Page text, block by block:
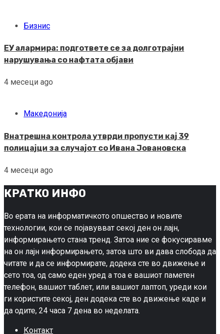
Бизнис
ЕУ алармира: подгответе се за долготрајни
нарушувања со нафтата објави
4 месеци ago
Македонија
Внатрешна контрола утврди пропусти кај 39
полицајци за случајот со Ивана Јовановска
4 месеци ago
КРАТКО ИНФО
Во ерата на информатичкото опшество и новите
технологии, кои се појавувват секој ден он лајн,
информирањето стана тренд. Затоа ние се фокусиравме
на он лајн информирањето, затоа што ви дава слобода да
читате и да се информирате, додека сте во движење и
сето тоа, од само еден уред а тоа е вашиот паметен
телефон, вашиот таблет, или вашиот лаптоп, уреди кои
ги користите секој, ден додека сте во движење каде и
да одите, 24 часа 7 дена во неделата.
Контакт